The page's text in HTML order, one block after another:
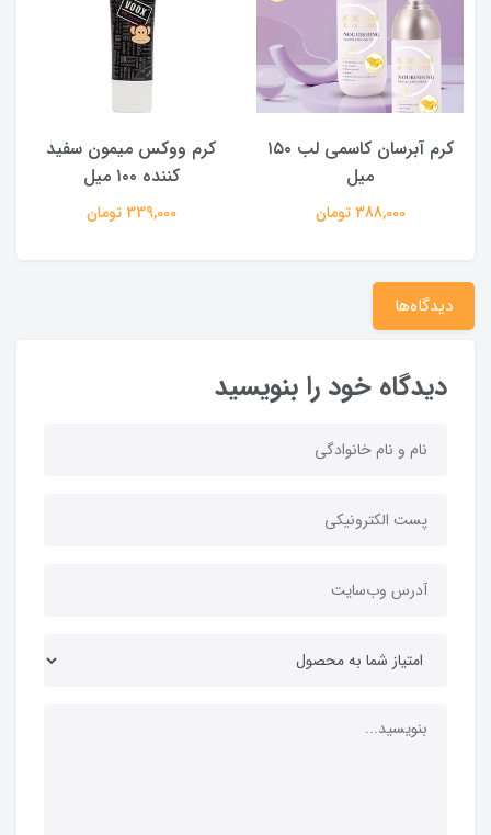
کرم آبرسان کاسمی لب ۱۵۰
میل
388,000 تومان
کرم ووکس میمون سفید
کننده ۱۰۰ میل
339,000 تومان
دیدگاه‌ها
دیدگاه خود را بنویسید